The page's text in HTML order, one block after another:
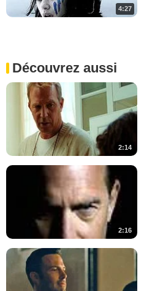
4:27
Découvrez aussi
2:14
2:16